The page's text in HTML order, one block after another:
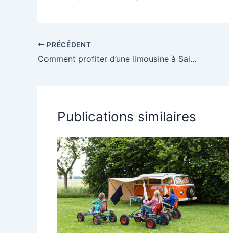
PRÉCÉDENT
Comment profiter d’une limousine à Saint-Tropez pour un séjour inoubliable
Publications similaires